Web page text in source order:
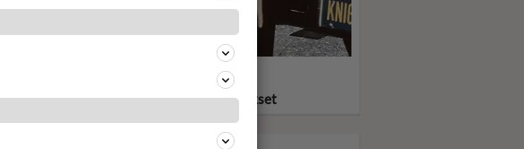
Muistatko? Ritari Ässä ja
ihmeauto KITT pelastivat
pulasta ja löylyttivät pahikset